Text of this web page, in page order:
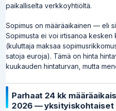
paikalliselta verkkoyhtiöltä.
Sopimus on määräaikainen — eli
Sopimusta ei voi irtisanoa kesken
(kuluttaja maksaa
satoja euroja). Tämä on hinta
kuukauden hintaturvan, mutta
Parhaat 24 kk
2026 — yksityiskohtaiset